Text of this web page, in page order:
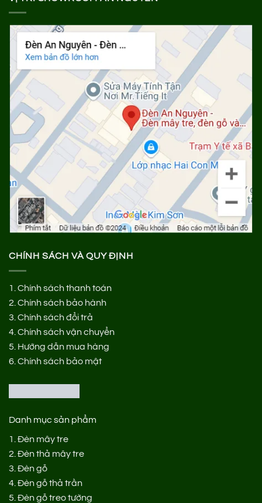
CHÍNH SÁCH VÀ QUY ĐỊNH
1. Chính sách thanh toán
2. Chính sách bảo hành
3. Chính sách đổi trả
4. Chính sách vận chuyển
5. Hướng dẫn mua hàng
6. Chính sách bảo mật
Danh mục sản phẩm
1. Đèn mây tre
2. Đèn thả mây tre
3. Đèn gỗ
4. Đèn gỗ thả trần
5. Đèn gỗ treo tường